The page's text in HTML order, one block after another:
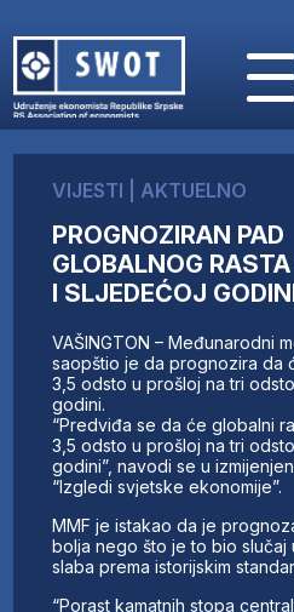
O NAMA
AKTUELNO
ANALIZE
KOMPANIJE
FINANSIJE
IZ STRANIH MEDIJA
AKTIVNOSTI
SWOT INTERVJU
UČLANI SE
KONTAKT
VIJESTI AKTUELNO
PROGNOZIRAN PAD
GLOBALNOG
I SLJEDEĆOJ GODINI
VAŠINGTON – Međunarodni
saopštio je da prognozira da
3,5 odsto u prošloj na tri
godini.
“Predviđa se da će globalni
3,5 odsto u prošloj na tri
godini”, navodi se u
“Izgledi svjetske ekonomije”.
MMF je istakao da je
bolja nego što je to bio slučaj
slaba prema istorijskim
“Porast kamatnih stopa